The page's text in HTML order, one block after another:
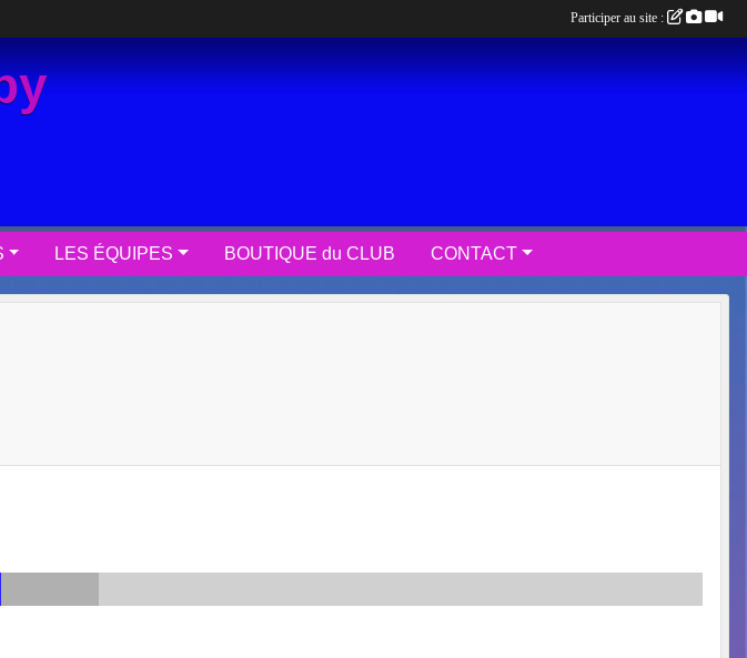
LES ÉQUIPES BOUTIQUE du CLUB CONTACT
Participer au site :